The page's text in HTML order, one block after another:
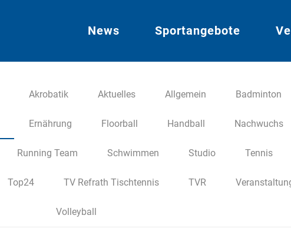
News Sportangebote
Akrobatik Aktuelles Allgemein Badminton
Ernährung Floorball Handball Nachwuchs
Running Team Schwimmen Studio Tennis
Top24 TV Refrath Tischtennis TVR
Volleyball